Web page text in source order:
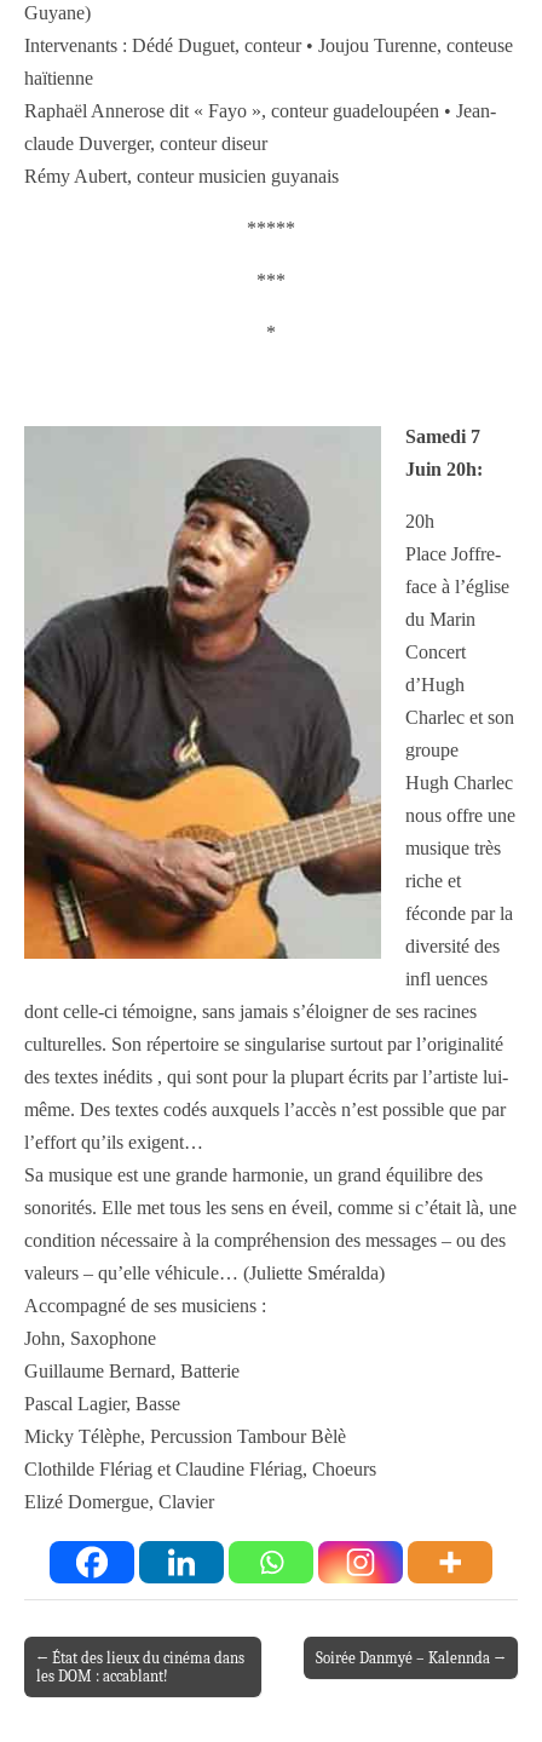
Guyane)
Intervenants : Dédé Duguet, conteur • Joujou Turenne, conteuse
haïtienne
Raphaël Annerose dit « Fayo », conteur guadeloupéen • Jean-
claude Duverger, conteur diseur
Rémy Aubert, conteur musicien guyanais
*****
***
*
Samedi 7
Juin 20h:
20h
Place Joffre-
face à l’église
du Marin
Concert
d’Hugh
Charlec et son
groupe
Hugh Charlec
nous offre une
musique très
riche et
féconde par la
diversité des
infl uences
dont celle-ci témoigne, sans jamais s’éloigner de ses racines
culturelles. Son répertoire se singularise surtout par l’originalité
des textes inédits , qui sont pour la plupart écrits par l’artiste lui-
même. Des textes codés auxquels l’accès n’est possible que par
l’effort qu’ils exigent…
Sa musique est une grande harmonie, un grand équilibre des
sonorités. Elle met tous les sens en éveil, comme si c’était là, une
condition nécessaire à la compréhension des messages – ou des
valeurs – qu’elle véhicule… (Juliette Sméralda)
Accompagné de ses musiciens :
John, Saxophone
Guillaume Bernard, Batterie
Pascal Lagier, Basse
Micky Télèphe, Percussion Tambour Bèlè
Clothilde Flériag et Claudine Flériag, Choeurs
Elizé Domergue, Clavier
Post navigation
← État des lieux du cinéma dans
les DOM : accablant!
Soirée Danmyé – Kalennda →